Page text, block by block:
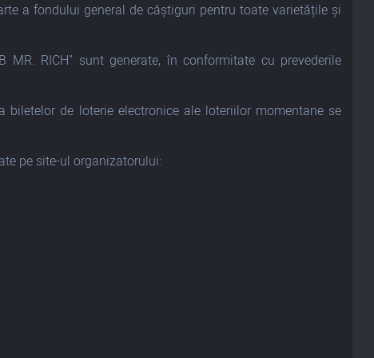
a fondului general de câștiguri pentru toate varietățile și
RICH" sunt generate, în conformitate cu prevederile
de loterie electronice ale loteriilor momentane se
pe site-ul organizatorului: